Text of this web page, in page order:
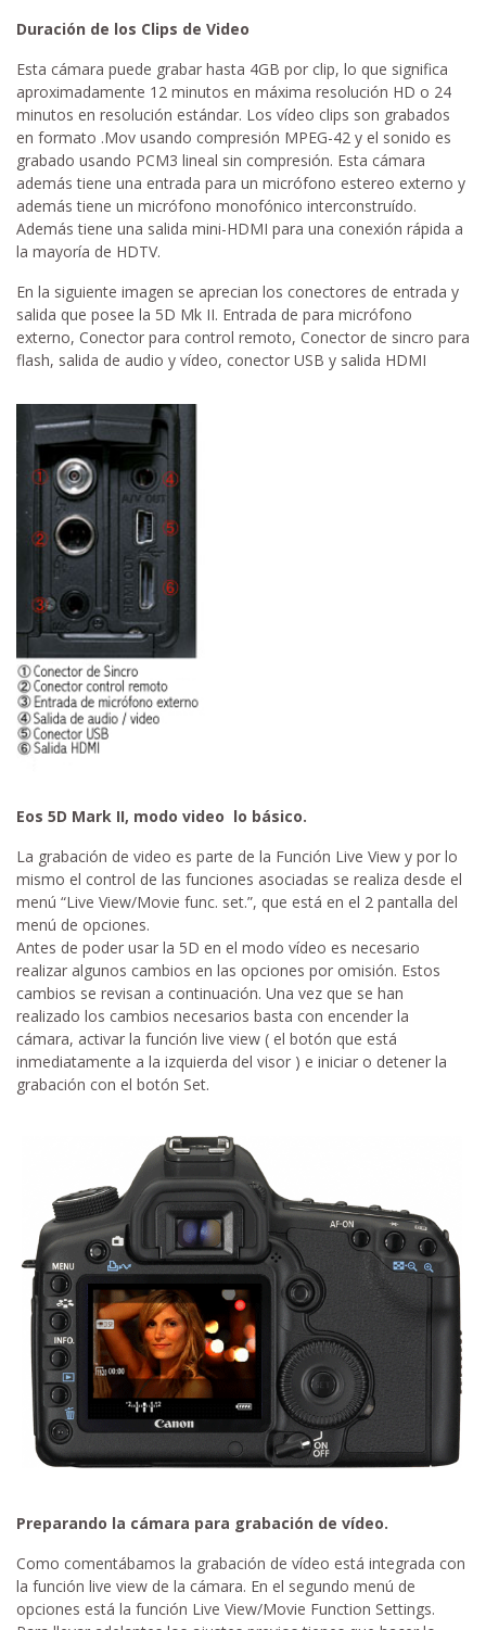
Duración de los Clips de Video
Esta cámara puede grabar hasta 4GB por clip, lo que significa
aproximadamente 12 minutos en máxima resolución HD o 24
minutos en resolución estándar. Los vídeo clips son grabados
en formato .Mov usando compresión MPEG-42 y el sonido es
grabado usando PCM3 lineal sin compresión. Esta cámara
además tiene una entrada para un micrófono estereo externo y
además tiene un micrófono monofónico interconstruído.
Además tiene una salida mini-HDMI para una conexión rápida a
la mayoría de HDTV.
En la siguiente imagen se aprecian los conectores de entrada y
salida que posee la 5D Mk II. Entrada de para micrófono
externo, Conector para control remoto, Conector de sincro para
flash, salida de audio y vídeo, conector USB y salida HDMI
Eos 5D Mark II, modo video lo básico.
La grabación de video es parte de la Función Live View y por lo
mismo el control de las funciones asociadas se realiza desde el
menú “Live View/Movie func. set.”, que está en el 2 pantalla del
menú de opciones.
Antes de poder usar la 5D en el modo vídeo es necesario
realizar algunos cambios en las opciones por omisión. Estos
cambios se revisan a continuación. Una vez que se han
realizado los cambios necesarios basta con encender la
cámara, activar la función live view ( el botón que está
inmediatamente a la izquierda del visor ) e iniciar o detener la
grabación con el botón Set.
Preparando la cámara para grabación de vídeo.
Como comentábamos la grabación de vídeo está integrada con
la función live view de la cámara. En el segundo menú de
opciones está la función Live View/Movie Function Settings.